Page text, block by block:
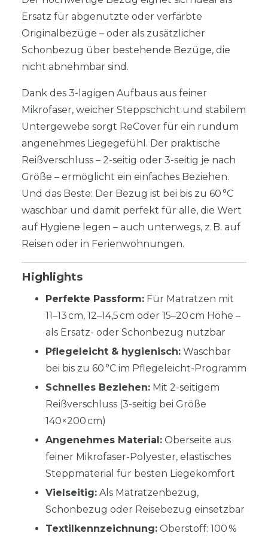
Ersatz für abgenutzte oder verfärbte
Originalbezüge – oder als zusätzlicher
Schonbezug über bestehende Bezüge, die
nicht abnehmbar sind.
Dank des 3-lagigen Aufbaus aus feiner
Mikrofaser, weicher Steppschicht und stabilem
Untergewebe sorgt ReCover für ein rundum
angenehmes Liegegefühl. Der praktische
Reißverschluss – 2-seitig oder 3-seitig je nach
Größe – ermöglicht ein einfaches Beziehen.
Und das Beste: Der Bezug ist bei bis zu 60 °C
waschbar und damit perfekt für alle, die Wert
auf Hygiene legen – auch unterwegs, z. B. auf
Reisen oder in Ferienwohnungen.
Highlights
Perfekte Passform: Für Matratzen mit
11–13 cm, 12–14,5 cm oder 15–20 cm Höhe –
als Ersatz- oder Schonbezug nutzbar
Pflegeleicht & hygienisch: Waschbar
bei bis zu 60 °C im Pflegeleicht-Programm
Schnelles Beziehen: Mit 2-seitigem
Reißverschluss (3-seitig bei Größe
140×200 cm)
Angenehmes Material: Oberseite aus
feiner Mikrofaser-Polyester, elastisches
Steppmaterial für besten Liegekomfort
Vielseitig: Als Matratzenbezug,
Schonbezug oder Reisebezug einsetzbar
Textilkennzeichnung: Oberstoff: 100 %